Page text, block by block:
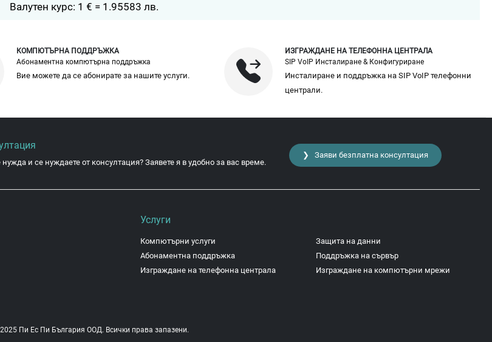
Валутен курс: 1 € = 1.95583 лв.
КОМПЮТЪРНА ПОДДРЪЖКА
Абонаментна компютърна поддръжка
Вие можете да се абонирате за нашите услуги.
ИЗГРАЖДАНЕ НА ТЕЛЕФОННА ЦЕНТРАЛА
SIP VoIP Инсталиране & Конфигуриране
Инсталиране и поддръжка на SIP VoIP телефонни
централи.
нужда и се нуждаете от консултация? Заявете я в удобно за вас време.
❯ Заяви безплатна консултация
Услуги
Компютърни услуги
Абонаментна поддръжка
Изграждане на телефонна централа
Защита на данни
Поддръжка на сървър
Изграждане на компютърни мрежи
Пи Ес Пи България ООД. Всички права запазени.